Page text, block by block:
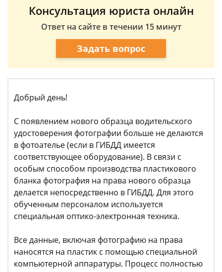
Консультация юриста онлайн
Ответ на сайте в течении 15 минут
Задать вопрос
Добрый день!
С появлением нового образца водительского
удостоверения фотографии больше не делаются
в фотоателье (если в ГИБДД имеется
соответствующее оборудование). В связи с
особым способом производства пластикового
бланка фотография на права нового образца
делается непосредственно в ГИБДД. Для этого
обученным персоналом используется
специальная оптико-электронная техника.
Все данные, включая фотографию на права
наносятся на пластик с помощью специальной
компьютерной аппаратуры. Процесс полностью